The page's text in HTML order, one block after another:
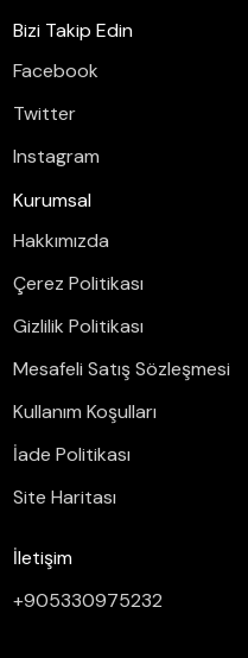
Bizi Takip Edin
Facebook
Twitter
Instagram
Kurumsal
Hakkımızda
Çerez Politikası
Gizlilik Politikası
Mesafeli Satış Sözleşmesi
Kullanım Koşulları
İade Politikası
Site Haritası
İletişim
+905330975232